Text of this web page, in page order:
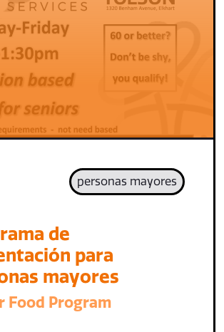
personas mayores
de
para
mayores
Food Program